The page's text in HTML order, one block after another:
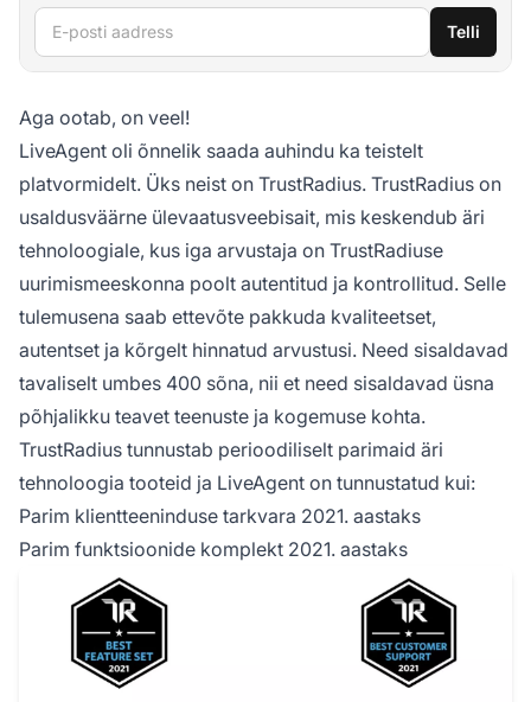
E-posti aadress Telli
Aga ootab, on veel!
LiveAgent oli õnnelik saada auhindu ka teistelt
platvormidelt. Üks neist on TrustRadius. TrustRadius on
usaldusväärne ülevaatusveebisait, mis keskendub äri
tehnoloogiale, kus iga arvustaja on TrustRadiuse
uurimismeeskonna poolt autentitud ja kontrollitud. Selle
tulemusena saab ettevõte pakkuda kvaliteetset,
autentset ja kõrgelt hinnatud arvustusi. Need sisaldavad
tavaliselt umbes 400 sõna, nii et need sisaldavad üsna
põhjalikku teavet teenuste ja kogemuse kohta.
TrustRadius tunnustab perioodiliselt parimaid äri
tehnoloogia tooteid ja LiveAgent on tunnustatud kui:
Parim klientteeninduse tarkvara 2021. aastaks
Parim funktsioonide komplekt 2021. aastaks